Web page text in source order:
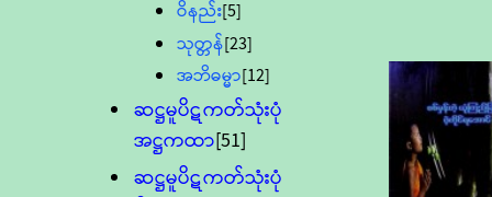
ဝိနည်း[5]
သုတ္တန်[23]
အဘိဓမ္မာ[12]
ဆဋ္ဌမူပိဋကတ်သုံးပုံ
အဋ္ဌကထာ[51]
ဆဋ္ဌမူပိဋကတ်သုံးပုံ